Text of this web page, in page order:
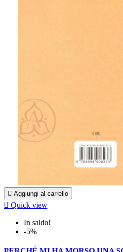
 Aggiungi al carrello
 Quick view
In saldo!
-5%